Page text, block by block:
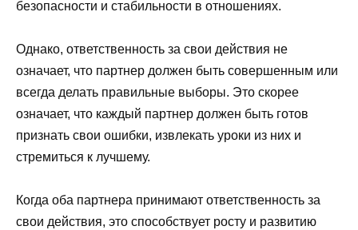
безопасности и стабильности в отношениях.
Однако, ответственность за свои действия не
означает, что партнер должен быть совершенным или
всегда делать правильные выборы. Это скорее
означает, что каждый партнер должен быть готов
признать свои ошибки, извлекать уроки из них и
стремиться к лучшему.
Когда оба партнера принимают ответственность за
свои действия, это способствует росту и развитию